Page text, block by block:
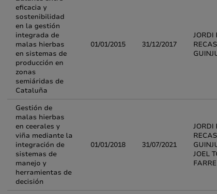
eficacia y
sostenibilidad
en la gestión
integrada de
malas hierbas
en sistemas de
producción en
zonas
semiáridas de
Cataluña
01/01/2015 31/12/2017
JORDI
Gestión de
malas hierbas
en ceerales y
viña mediante la
integración de
sistemas de
manejo y
herramientas de
decisión
01/01/2018 31/07/2021
JORDI
JOEL
FARRE